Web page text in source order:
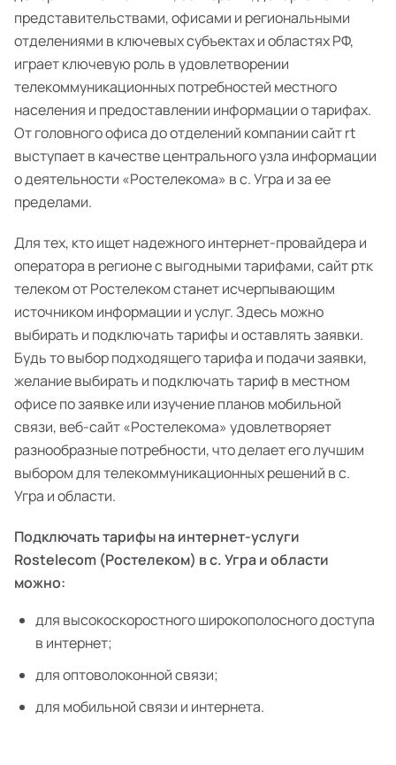
представительствами, офисами и региональными
отделениями в ключевых субъектах и областях РФ,
играет ключевую роль в удовлетворении
телекоммуникационных потребностей местного
населения и предоставлении информации о тарифах.
От головного офиса до отделений компании сайт rt
выступает в качестве центрального узла информации
о деятельности «Ростелекома» в с. Угра и за ее
пределами.
Для тех, кто ищет надежного интернет-провайдера и
оператора в регионе с выгодными тарифами, сайт ртк
телеком от Ростелеком станет исчерпывающим
источником информации и услуг. Здесь можно
выбирать и подключать тарифы и оставлять заявки.
Будь то выбор подходящего тарифа и подачи заявки,
желание выбирать и подключать тариф в местном
офисе по заявке или изучение планов мобильной
связи, веб-сайт «Ростелекома» удовлетворяет
разнообразные потребности, что делает его лучшим
выбором для телекоммуникационных решений в с.
Угра и области.
Подключать тарифы на интернет-услуги
Rostelecom (Ростелеком) в с. Угра и области
можно:
для высокоскоростного широкополосного доступа
в интернет;
для оптоволоконной связи;
для мобильной связи и интернета.